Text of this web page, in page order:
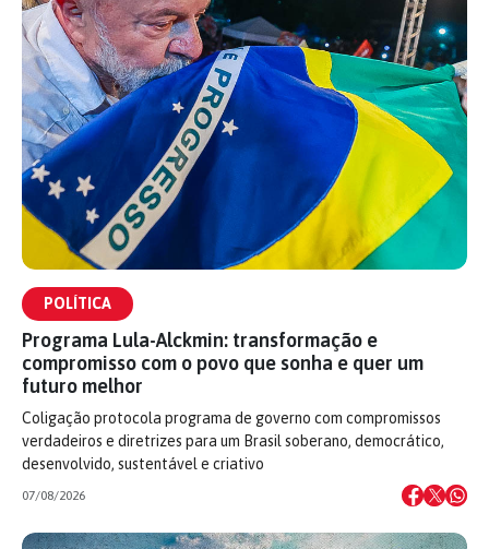
POLÍTICA
Programa Lula-Alckmin: transformação e
compromisso com o povo que sonha e quer um
futuro melhor
Coligação protocola programa de governo com compromissos
verdadeiros e diretrizes para um Brasil soberano, democrático,
desenvolvido, sustentável e criativo
07/08/2026